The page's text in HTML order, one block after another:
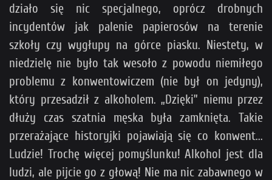
działo się nic specjalnego, oprócz drobnych
incydentów jak palenie papierosów na terenie
szkoły czy wygłupy na górce piasku. Niestety, w
niedzielę nie było tak wesoło z powodu niemiłego
problemu z konwentowiczem (nie był on jedyny),
który przesadził z alkoholem. „Dzięki” niemu przez
dłuży czas szatnia męska była zamknięta. Takie
przerażające historyjki pojawiają się co konwent...
Ludzie! Trochę więcej pomyślunku! Alkohol jest dla
ludzi, ale pijcie go z głową! Nie ma nic zabawnego w